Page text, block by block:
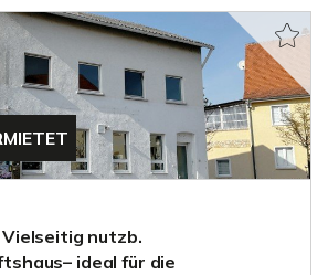
Vielseitig nutzb.
ideal für die